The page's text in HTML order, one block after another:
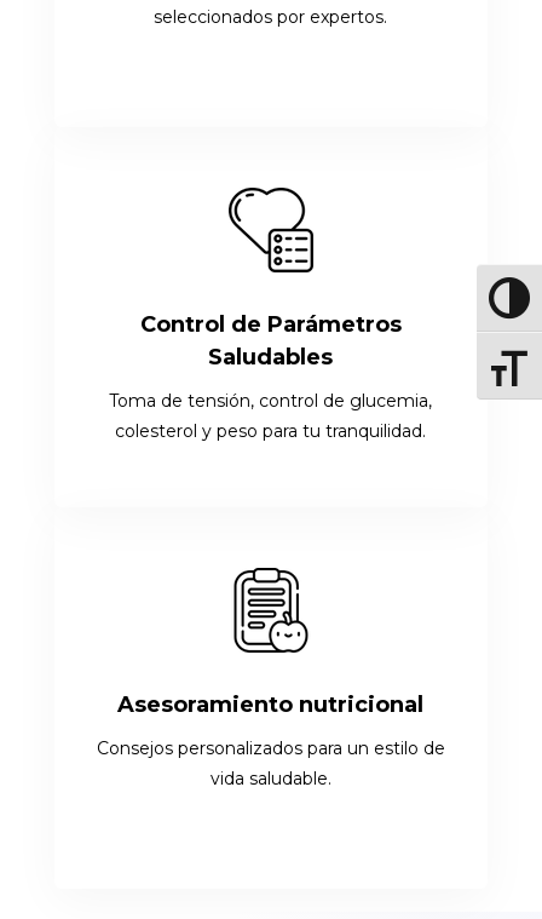
seleccionados por expertos.
Control de Parámetros
Saludables
Toma de tensión, control de glucemia,
colesterol y peso para tu tranquilidad.
Asesoramiento nutricional
Consejos personalizados para un estilo de
vida saludable.